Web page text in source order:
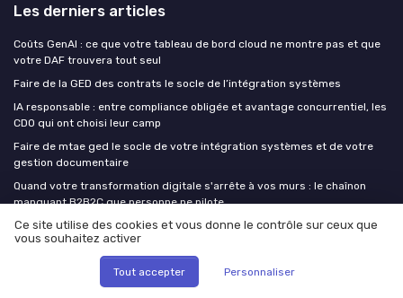
Les derniers articles
Coûts GenAI : ce que votre tableau de bord cloud ne montre pas et que
votre DAF trouvera tout seul
Faire de la GED des contrats le socle de l’intégration systèmes
IA responsable : entre compliance obligée et avantage concurrentiel, les
CDO qui ont choisi leur camp
Faire de mtae ged le socle de votre intégration systèmes et de votre
gestion documentaire
Quand votre transformation digitale s'arrête à vos murs : le chaînon
manquant B2B2C que personne ne pilote
CDO at Work !
Ce site utilise des cookies et vous donne le contrôle sur ceux que
vous souhaitez activer
Tout accepter Personnaliser